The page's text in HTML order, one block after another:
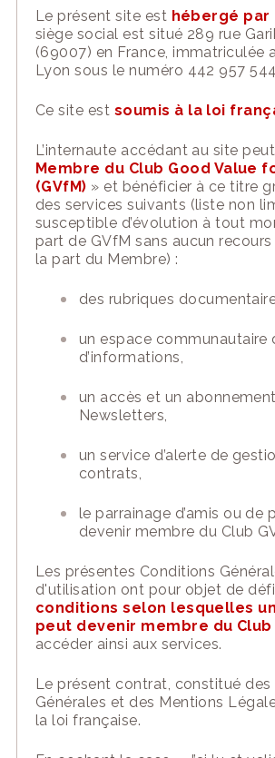
Le présentsite est hébergé par
siège social est situé 289 rue
(69007) en France, immatriculée
Lyon sous le numéro 442 957
Cesite est soumis à la loi
L’internaute accédant au site peu
Membre du Club Good Value
(GVfM) » et bénéficier à ce titre
des services suivants (liste non
susceptible d’évolution à tout
part de GVfM sans aucun
la part du Membre):
des rubriques
un espace communautaire
d’informations,
un accès et un abonne
Newsletters,
un service d’alerte de
contrats,
le parrainage d’amis ou de
devenir membre du Club
Les présentes Conditions
d'utilisation ont pour objet de
conditions selon lesquelles
peut devenir membre du Club
accéder ainsi aux services.
Le présent contrat, constitué des
Générales et des Mentions
la loi française.